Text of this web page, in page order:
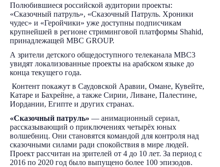
Полюбившиеся российской аудитории проекты:
«Сказочный патруль», «Сказочный Патруль. Хроники
чудес» и «Геройчики» уже доступны подписчикам
крупнейшей в регионе стриминговой платформы Shahid,
принадлежащей MBC GROUP.
А зрители детского общедоступного телеканала MBC3
увидят локализованные проекты на арабском языке до
конца текущего года.
Контент покажут в Саудовской Аравии, Омане, Кувейте,
Катаре и Бахрейне, а также Сирии, Ливане, Палестине,
Иордании, Египте и других странах.
«Сказочный патруль» — анимационный сериал,
рассказывающий о приключениях четырёх юных
волшебниц. Они становятся командой для контроля над
сказочными силами ради спокойствия в мире людей.
Проект рассчитан на зрителей от 4 до 10 лет. За период с
2016 по 2020 год было выпущено более 100 эпизодов.